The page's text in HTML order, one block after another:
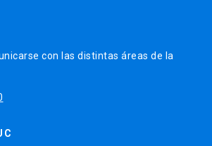
con las distintas áreas de la